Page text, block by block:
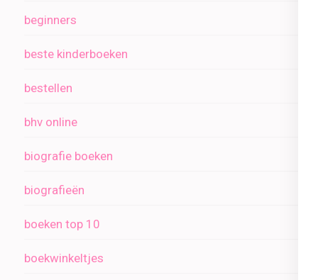
beginners
beste kinderboeken
bestellen
bhv online
biografie boeken
biografieën
boeken top 10
boekwinkeltjes